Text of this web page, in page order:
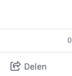
Delen